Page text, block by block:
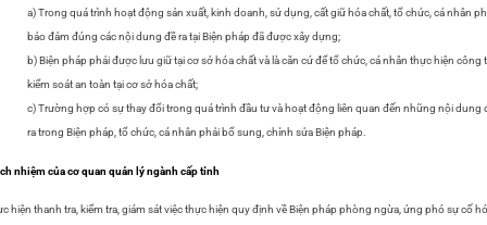
a) Trong quá trình hoạt động sản xuất, kinh doanh, sử dụng, cất giữ hóa chất, tổ chức, cá nhân
bảo đảm đúng các nội dung đề ra tại Biện pháp đã được xây dựng;
b) Biện pháp phải được lưu giữ tại cơ sở hóa chất và là căn cứ để tổ chức, cá nhân thực hiện công
kiểm soát an toàn tại cơ sở hóa chất;
c) Trường hợp có sự thay đổi trong quá trình đầu tư và hoạt động liên quan đến những nội dung
ra trong Biện pháp, tổ chức, cá nhân phải bổ sung, chỉnh sửa Biện pháp.
nhiệm của cơ quan quản lý ngành cấp tỉnh
hiện thanh tra, kiểm tra, giám sát việc thực hiện quy định về Biện pháp phòng ngừa, ứng phó sự cố